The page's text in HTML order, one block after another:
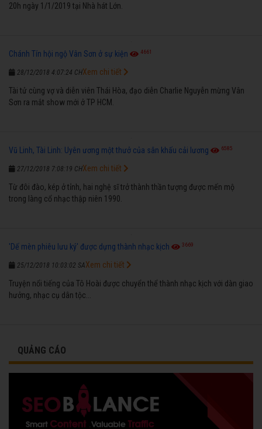
20h ngày 1/1/2019 tại Nhà hát Lớn.
Chánh Tín hội ngộ Vân Sơn ở sự kiện 4661
28/12/2018 4:07:24 CH
Tài tử cùng vợ và diễn viên Thái Hòa, đạo diễn Charlie Nguyễn mừng Vân
Sơn ra mắt show mới ở TP HCM.
Xem chi tiết
Vũ Linh, Tài Linh: Uyên ương một thưở của sân khấu cải lương 6585
27/12/2018 7:08:19 CH
Từ đôi đào, kép ở tỉnh, hai nghệ sĩ trở thành thần tượng được mến mộ
trong làng cổ nhạc thập niên 1990.
Xem chi tiết
'Dế mèn phiêu lưu ký' được dựng thành nhạc kịch 3669
25/12/2018 10:03:02 SA
Truyện nổi tiếng của Tô Hoài được chuyển thể thành nhạc kịch với dàn giao
hưởng, nhạc cụ dân tộc...
Xem chi tiết
QUẢNG CÁO